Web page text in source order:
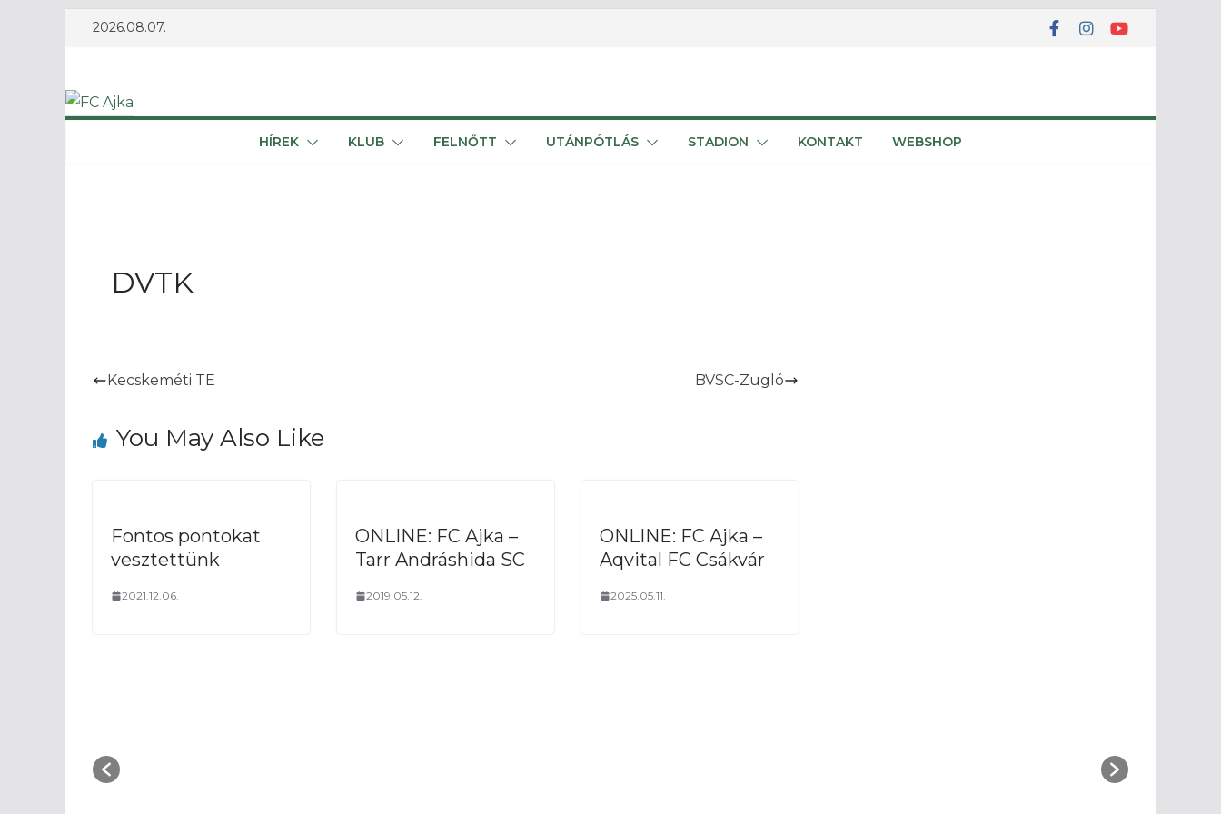
Skip2026.08.07.
HÍREK KLUB FELNŐTT UTÁNPÓTLÁS STADION KONTAKT WEBSHOP
DVTK
Kecskeméti TE BVSC-Zugló
You May Also Like
Fontos pontokat
vesztettünk
2021.12.06.
ONLINE: FC Ajka –
Tarr Andráshida SC
2019.05.12.
ONLINE: FC Ajka –
Aqvital FC Csákvár
2025.05.11.